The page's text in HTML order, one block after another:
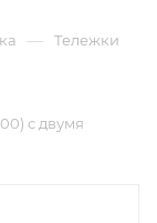
— Тележки
с двумя